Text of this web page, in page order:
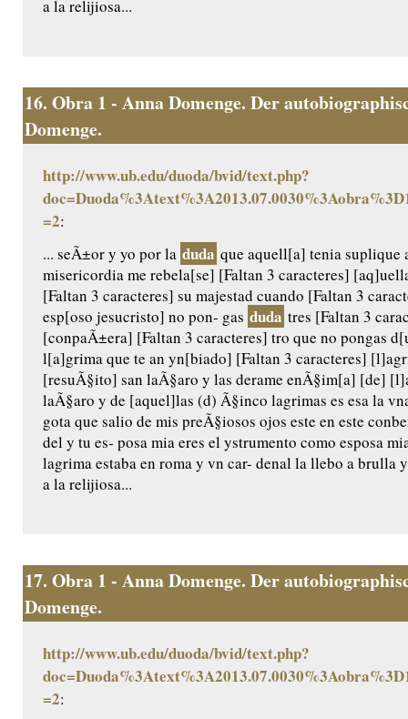
a la relijiosa...
16. Obra 1 - Anna Domenge. Der
Domenge.
http://www.ub.edu/duoda/bvid/text.php?
=2:
... seÃ±or y yo por la duda que aquell[a] tenia suplique
misericordia me rebela[se] [Faltan 3 caracteres]
[Faltan 3 caracteres] su majestad cuando [Faltan 3
esp[oso jesucristo] no pon- gas duda tres [Faltan 3
[conpaÃ±era] [Faltan 3 caracteres] tro que no pongas
l[a]grima que te an yn[biado] [Faltan 3 caracteres]
[resuÃ§ito] san laÃ§aro y las derame enÃ§im[a] [de]
laÃ§aro y de [aquel]las (d) Ã§inco lagrimas es esa la
gota que salio de mis preÃ§iosos ojos este en este
del y tu es- posa mia eres el ystrumento como esposa
lagrima estaba en roma y vn car- denal la llebo a brulla
a la relijiosa...
17. Obra 1 - Anna Domenge. Der
Domenge.
http://www.ub.edu/duoda/bvid/text.php?
=2: